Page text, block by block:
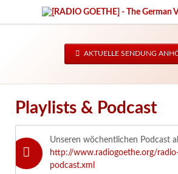
AKTUELLE SENDUNG
Playlists & Podcast
Unseren wöchentlichen Podcast
http://www.radiogoethe.org/
podcast.xml